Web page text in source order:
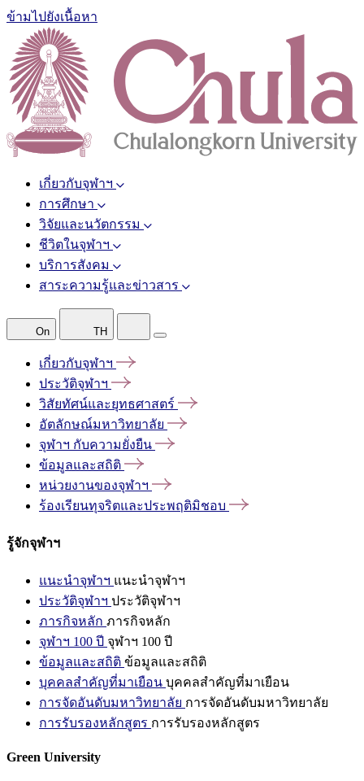
ข้ามไปยังเนื้อหา
เกี่ยวกับจุฬาฯ
การศึกษา
วิจัยและนวัตกรรม
ชีวิตในจุฬาฯ
บริการสังคม
สาระความรู้และข่าวสาร
On TH
เกี่ยวกับจุฬาฯ
ประวัติจุฬาฯ
วิสัยทัศน์และยุทธศาสตร์
อัตลักษณ์มหาวิทยาลัย
จุฬาฯ กับความยั่งยืน
ข้อมูลและสถิติ
หน่วยงานของจุฬาฯ
ร้องเรียนทุจริตและประพฤติมิชอบ
รู้จักจุฬาฯ
แนะนำจุฬาฯ แนะนำจุฬาฯ
ประวัติจุฬาฯ ประวัติจุฬาฯ
ภารกิจหลัก ภารกิจหลัก
จุฬาฯ 100 ปี จุฬาฯ 100 ปี
ข้อมูลและสถิติ ข้อมูลและสถิติ
บุคคลสำคัญที่มาเยือน บุคคลสำคัญที่มาเยือน
การจัดอันดับมหาวิทยาลัย การจัดอันดับมหาวิทยาลัย
การรับรองหลักสูตร การรับรองหลักสูตร
Green University